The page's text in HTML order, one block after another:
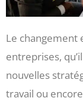
Le changement
entreprises,
nouvelles
travail ou